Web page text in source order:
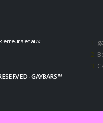
erreurs et aux
- GAYBARS ™